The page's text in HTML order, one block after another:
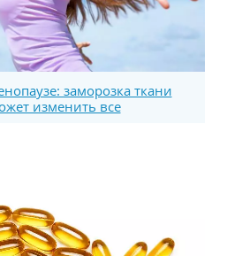
заморозка ткани
изменить все